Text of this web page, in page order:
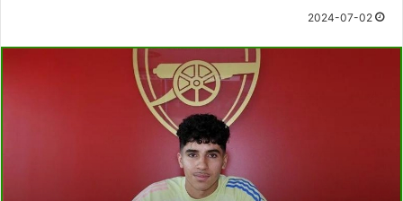
2024-07-02